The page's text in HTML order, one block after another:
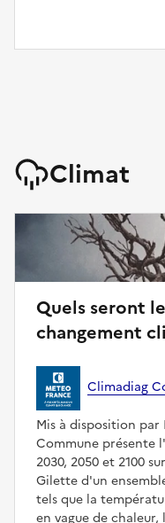
Climat
Quels seront
changement
Climadiag
Mis à disposition
Commune présente
2030, 2050 et 2100
Gilette d'un
tels que la
en vague de